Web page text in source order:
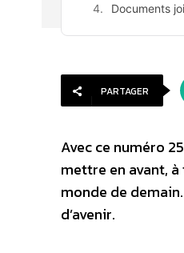
Documents
PARTAGER
Avec ce numéro
mettre en avant,
monde de
d’avenir.